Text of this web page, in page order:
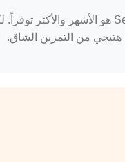
من التمرين الشاق.